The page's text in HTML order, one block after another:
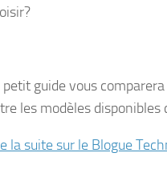
petit guide vous
les modèles disponibles
la suite sur le Blogue